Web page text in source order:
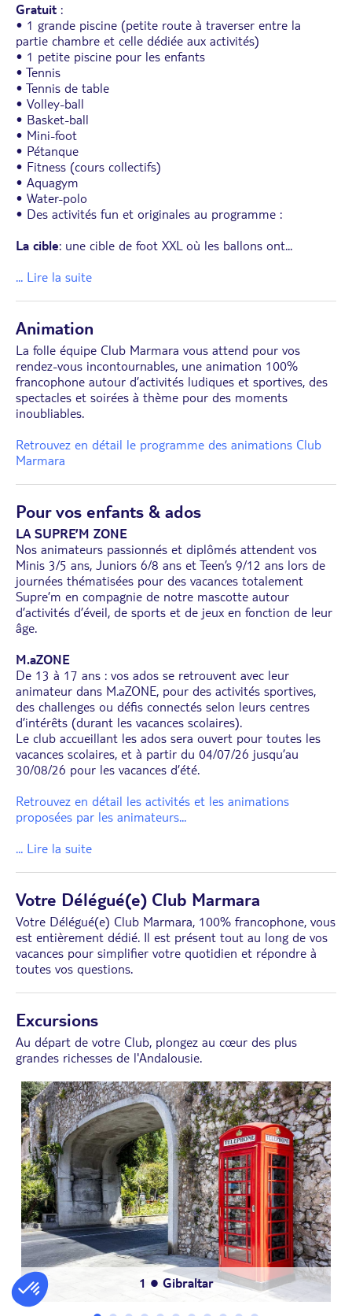
Gratuit :
• 1 grande piscine (petite route à traverser entre la
partie chambre et celle dédiée aux activités)
• 1 petite piscine pour les enfants
• Tennis
• Tennis de table
• Volley-ball
• Basket-ball
• Mini-foot
• Pétanque
• Fitness (cours collectifs)
• Aquagym
• Water-polo
• Des activités fun et originales au programme :
La cible: une cible de foot XXL où les ballons ont...
... Lire la suite
Animation
La folle équipe Club Marmara vous attend pour vos
rendez-vous incontournables, une animation 100%
francophone autour d’activités ludiques et sportives, des
spectacles et soirées à thème pour des moments
inoubliables.
Retrouvez en détail le programme des animations Club
Marmara
Pour vos enfants & ados
LA SUPRE’M ZONE
Nos animateurs passionnés et diplômés attendent vos
Minis 3/5 ans, Juniors 6/8 ans et Teen’s 9/12 ans lors de
journées thématisées pour des vacances totalement
Supre’m en compagnie de notre mascotte autour
d’activités d’éveil, de sports et de jeux en fonction de leur
âge.
M.aZONE
De 13 à 17 ans : vos ados se retrouvent avec leur
animateur dans M.aZONE, pour des activités sportives,
des challenges ou défis connectés selon leurs centres
d’intérêts (durant les vacances scolaires).
Le club accueillant les ados sera ouvert pour toutes les
vacances scolaires, et à partir du 04/07/26 jusqu’au
30/08/26 pour les vacances d’été.
Retrouvez en détail les activités et les animations
proposées par les animateurs...
... Lire la suite
Votre Délégué(e) Club Marmara
Votre Délégué(e) Club Marmara, 100% francophone, vous
est entièrement dédié. Il est présent tout au long de vos
vacances pour simplifier votre quotidien et répondre à
toutes vos questions.
Excursions
Au départ de votre Club, plongez au cœur des plus
grandes richesses de l'Andalousie.
1 ● Gibraltar
● Visite de Ronda
● Mijas Authentique
● Andalousie authentique en 4 x 4
5● Séville
6 ● Flamenco
● Caminito Del Rey
● Cordoue culturelle à la journée
● Nerja & Frigiliana
● Málaga : culture et saveurs
● Mini-croisière à la Costa del Sol